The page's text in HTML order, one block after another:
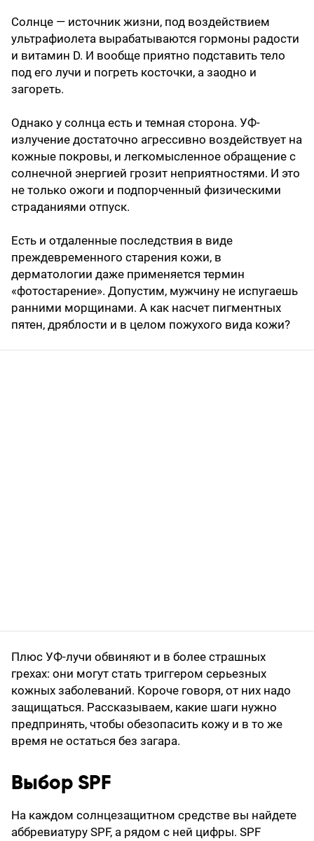
Солнце — источник жизни, под воздействием
ультрафиолета вырабатываются гормоны радости
и витамин D. И вообще приятно подставить тело
под его лучи и погреть косточки, а заодно и
загореть.
Однако у солнца есть и темная сторона. УФ-
излучение достаточно агрессивно воздействует на
кожные покровы, и легкомысленное обращение с
солнечной энергией грозит неприятностями. И это
не только ожоги и подпорченный физическими
страданиями отпуск.
Есть и отдаленные последствия в виде
преждевременного старения кожи, в
дерматологии даже применяется термин
«фотостарение». Допустим, мужчину не испугаешь
ранними морщинами. А как насчет пигментных
пятен, дряблости и в целом пожухого вида кожи?
Плюс УФ-лучи обвиняют и в более страшных
грехах: они могут стать триггером серьезных
кожных заболеваний. Короче говоря, от них надо
защищаться. Рассказываем, какие шаги нужно
предпринять, чтобы обезопасить кожу и в то же
время не остаться без загара.
Выбор SPF
На каждом солнцезащитном средстве вы найдете
аббревиатуру SPF, а рядом с ней цифры. SPF